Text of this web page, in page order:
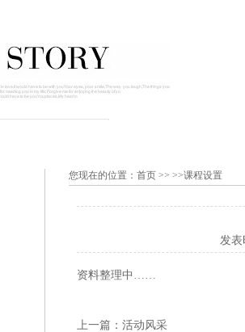
您现在的位置： 首页 >> >>课程设置
发表
资料整理中……
上一篇： 活动风采